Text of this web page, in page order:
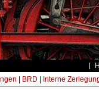
BRD Interne